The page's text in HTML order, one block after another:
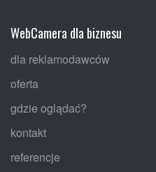
WebCamera dla biznesu
dla reklamodawców
oferta
gdzie oglądać?
kontakt
referencje